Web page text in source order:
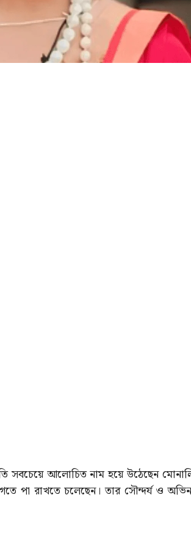
সবচেয়ে আলোচিত নাম হয়ে উঠেছেন
পা রাখতে চলেছেন। তার সৌন্দর্য ও